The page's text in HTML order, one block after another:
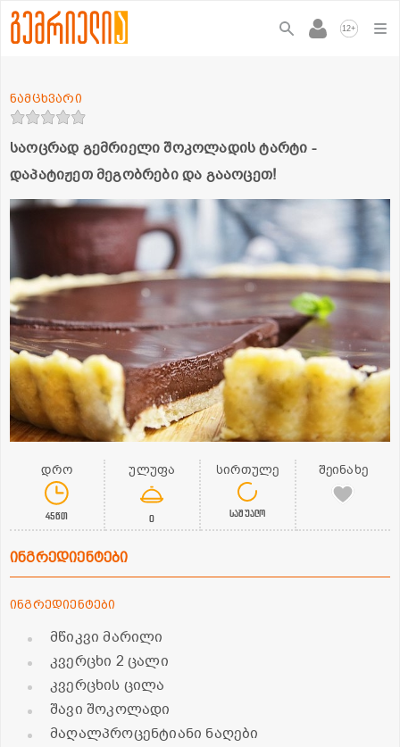
12+
საოცრად გემრიელი შოკოლადის ტარტი -
დაპატიჟეთ მეგობრები და გააოცეთ!
ნამცხვარი
დრო
45წთ
ულუფა
0
სირთულე
საშუალო
შეინახე
ინგრედიენტები
ინგრედიენტები
მწიკვი მარილი
კვერცხი 2 ცალი
კვერცხის ცილა
შავი შოკოლადი
მაღალპროცენტიანი ნაღები